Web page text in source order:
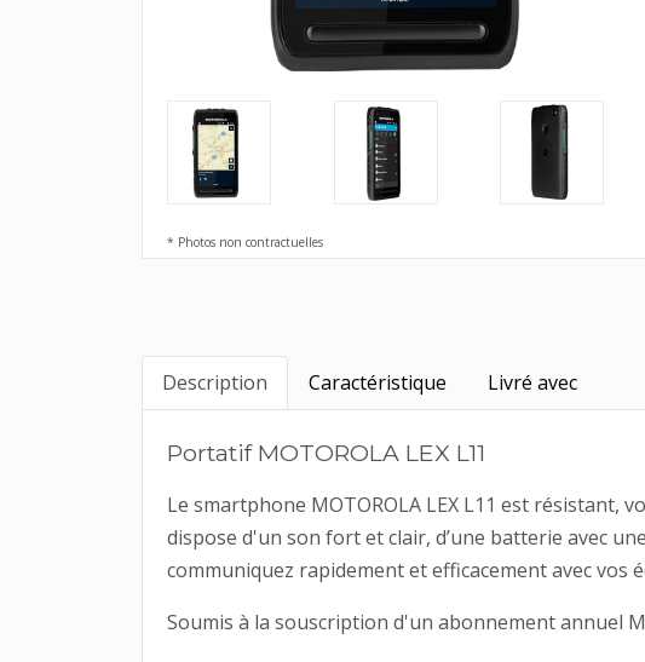
* Photos non contractuelles
Description Caractéristique Livré avec
Portatif MOTOROLA LEX L11
Le smartphone MOTOROLA LEX L11 est résistant,
dispose d'un son fort et clair, d’une batterie avec
communiquez rapidement et efficacement avec vos
Soumis à la souscription d'un abonnement annuel